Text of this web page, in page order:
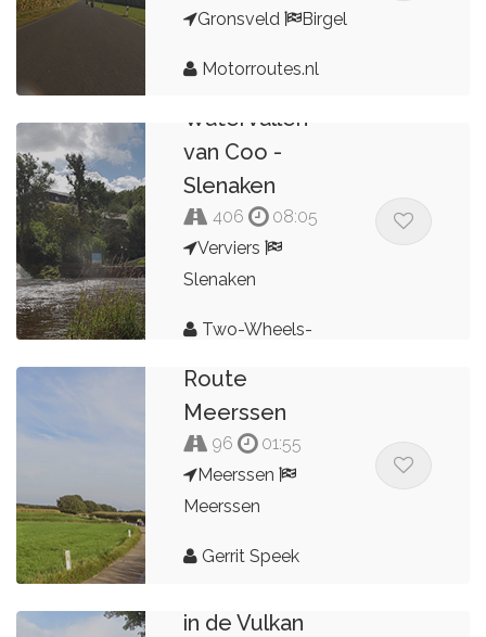
Gronsveld
Birgel
Motorroutes.nl
Verviers -
Watervallen
van Coo -
Slenaken
406
08:05
Verviers
Slenaken
Two-Wheels-
Route
Meerssen
96
01:55
Meerssen
Meerssen
Gerrit Speek
in de Vulkan